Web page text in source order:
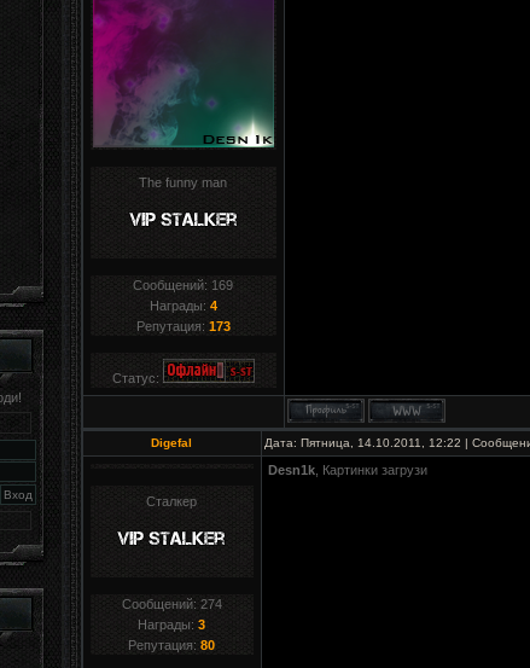
The funny man
Сообщений: 169
Награды: 4
Репутация: 173
Статус:
Digefal Дата: Пятница, 14.10.2011, 12:22 |
Сталкер
Сообщений: 274
Награды: 3
Репутация: 80
Desn1k, Картинки загрузи